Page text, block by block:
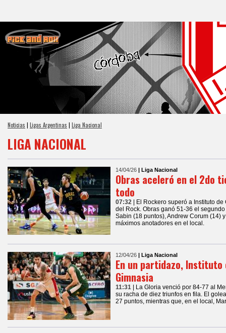
Noticias | Ligas Argentinas | Liga Nacional
LIGA NACIONAL
14/04/26 | Liga Nacional
Obras aceleró en el 2do
todo
07:32
| El Rockero superó a Instituto
del Rock. Obras ganó 51-36 el
Sabin (18 puntos), Andrew Corum (14)
máximos anotadores en el local.
12/04/26 | Liga Nacional
En un partidazo,
Gimnasia
11:31
| La Gloria venció por 84-77 al
su racha de diez triunfos en fila. El
27 puntos, mientras que, en el local,